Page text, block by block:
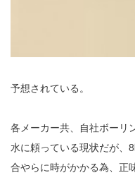
予想されている。
各メーカー共、自社ボーリ
水に頼っている現状だが、
合やらに時がかかる為、正